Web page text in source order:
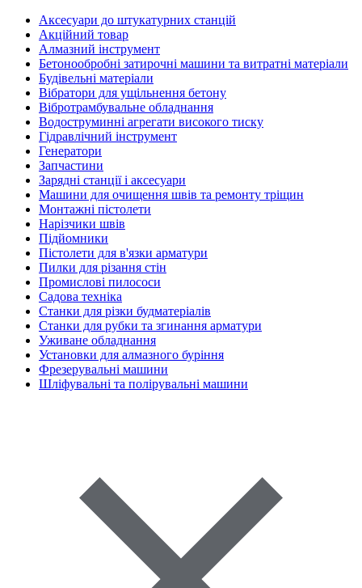
Аксесуари до штукатурних станцій
Акційний товар
Алмазний інструмент
Бетонообробні затирочні машини та витратні матеріали
Будівельні матеріали
Вібратори для ущільнення бетону
Вібротрамбувальне обладнання
Водоструминні агрегати високого тиску
Гідравлічний інструмент
Генератори
Запчастини
Зарядні станції і аксесуари
Машини для очищення швів та ремонту тріщин
Монтажні пістолети
Нарізчики швів
Підйомники
Пістолети для в'язки арматури
Пилки для різання стін
Промислові пилососи
Садова техніка
Станки для різки будматеріалів
Станки для рубки та згинання арматури
Уживане обладнання
Установки для алмазного буріння
Фрезерувальні машини
Шліфувальні та полірувальні машини